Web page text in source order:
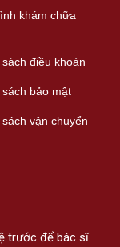
khám chữa
điều khoản
bảo mật
vận chuyển
trước để bác sĩ